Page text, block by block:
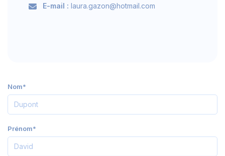
E-mail : laura.gazon@hotmail.com
Nom*
Prénom*